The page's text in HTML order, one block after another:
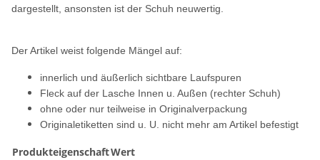
dargestellt, ansonsten ist der Schuh neuwertig.
Der Artikel weist folgende Mängel auf:
innerlich und äußerlich sichtbare Laufspuren
Fleck auf der Lasche Innen u. Außen (rechter Schuh)
ohne oder nur teilweise in Originalverpackung
Originaletiketten sind u. U. nicht mehr am Artikel befestigt
ProdukteigenschaftWert